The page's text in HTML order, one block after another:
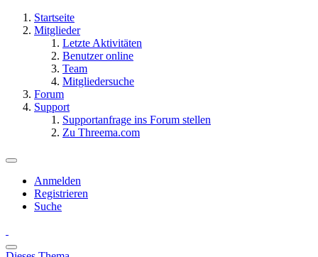
Startseite
Mitglieder
Letzte Aktivitäten
Benutzer online
Team
Mitgliedersuche
Forum
Support
Supportanfrage ins Forum stellen
Zu Threema.com
Anmelden
Registrieren
Suche